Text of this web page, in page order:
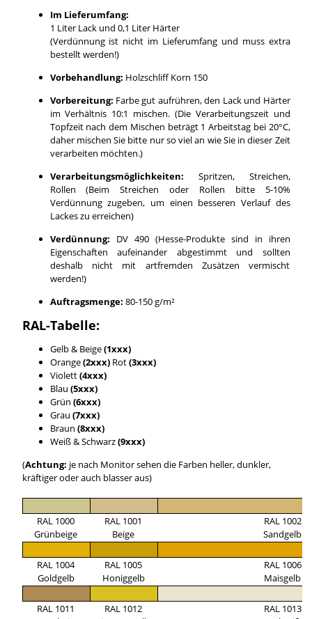
Im Lieferumfang:
1 Liter Lack und 0,1 Liter Härter
(Verdünnung ist nicht im Lieferumfang und muss extra
bestellt werden!)
Vorbehandlung: Holzschliff Korn 150
Vorbereitung: Farbe gut aufrühren, den Lack und Härter
im Verhältnis 10:1 mischen. (Die Verarbeitungszeit und
Topfzeit nach dem Mischen beträgt 1 Arbeitstag bei 20°C,
daher mischen Sie bitte nur so viel an wie Sie in dieser Zeit
verarbeiten möchten.)
Verarbeitungsmöglichkeiten: Spritzen, Streichen,
Rollen (Beim Streichen oder Rollen bitte 5-10%
Verdünnung zugeben, um einen besseren Verlauf des
Lackes zu erreichen)
Verdünnung: DV 490 (Hesse-Produkte sind in ihren
Eigenschaften aufeinander abgestimmt und sollten
deshalb nicht mit artfremden Zusätzen vermischt
werden!)
Auftragsmenge: 80-150 g/m²
RAL-Tabelle:
Gelb & Beige(1xxx)
Orange(2xxx)Rot(3xxx)
Violett(4xxx)
Blau (5xxx)
Grün (6xxx)
Grau (7xxx)
Braun (8xxx)
Weiß & Schwarz(9xxx)
(Achtung: je nach Monitor sehen die Farben heller, dunkler,
kräftiger oder auch blasser aus)
RAL 1000
Grünbeige
RAL 1001
Beige
RAL 1002
Sandgelb
RAL 1004
Goldgelb
RAL 1005
Honiggelb
RAL 1006
Maisgelb
RAL 1011
RAL 1012
RAL 1013